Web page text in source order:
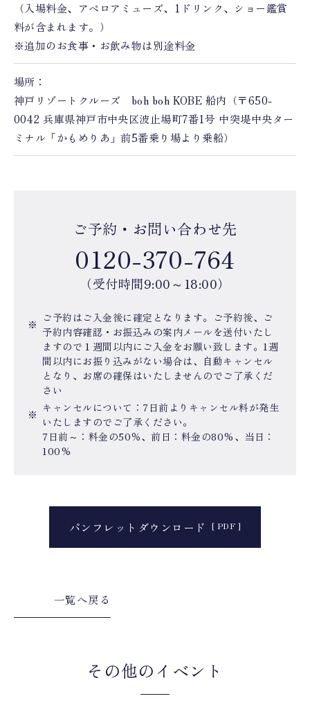
（入場料金、アペロアミューズ、1ドリンク、ショー鑑賞
料が含まれます。）
※追加のお食事・お飲み物は別途料金
場所：
神戸リゾートクルーズ boh boh KOBE 船内（〒650-
0042 兵庫県神戸市中央区波止場町7番1号 中突堤中央ター
ミナル「かもめりあ」前5番乗り場より乗船）
ご予約・お問い合わせ先
0120-370-764
（受付時間9:00～18:00）
ご予約はご入金後に確定となります。ご予約後、ご
予約内容確認・お振込みの案内メールを送付いたし
ますので１週間以内にご入金をお願い致します。1週
間以内にお振り込みがない場合は、自動キャンセル
となり、お席の確保はいたしませんのでご了承くだ
さい
キャンセルについて：7日前よりキャンセル料が発生
いたしますのでご了承ください。
7日前～：料金の50％、前日：料金の80%、当日：
100%
パンフレットダウンロード
一覧へ戻る
その他のイベント